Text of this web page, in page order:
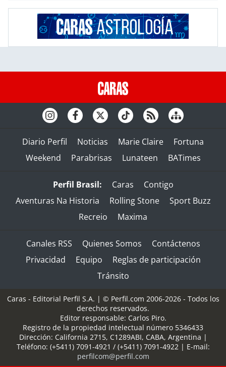
Diario Perfil Noticias Marie Claire
Fortuna
Weekend
Parabrisas Lunateen BATimes
Perfil Brasil: Caras
Contigo
Aventuras Na Historia
Rolling Stone
Sport Buzz
Recreio
Maxima
Canales RSS Quienes Somos
Contáctenos
Privacidad
Equipo
Reglas de participación
Tránsito
Caras - Editorial Perfil S.A. | © Perfil.com 2006-2026 - Todos los
derechos reservados.
Editor responsable: Carlos Piro.
Registro de la propiedad intelectual número 5346433
Dirección: California 2715, C1289ABI, CABA, Argentina |
Teléfono: (+5411) 7091-4921 / (+5411) 7091-4922| E-mail:
perfilcom@perfil.com